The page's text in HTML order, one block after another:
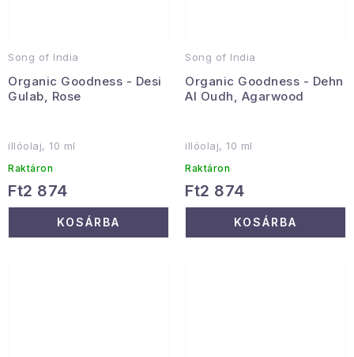
Song of India
Organic Goodness - Desi
Gulab, Rose
illóolaj, 10 ml
Raktáron
Ft2 874
KOSÁRBA
Song of India
Organic Goodness - Dehn
Al Oudh, Agarwood
illóolaj, 10 ml
Raktáron
Ft2 874
KOSÁRBA